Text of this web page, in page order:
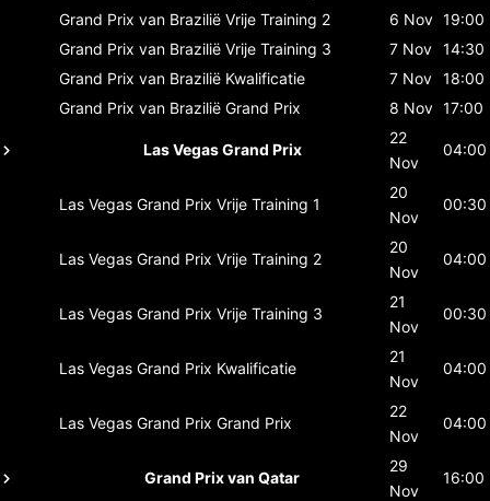
Grand Prix van Brazilië Vrije Training 2 6 Nov 19:00
Grand Prix van Brazilië Vrije Training 3 7 Nov 14:30
Grand Prix van Brazilië Kwalificatie 7 Nov 18:00
Grand Prix van Brazilië Grand Prix 8 Nov 17:00
Las Vegas Grand Prix
22
Nov
04:00
Las Vegas Grand Prix Vrije Training 1
20
Nov
00:30
Las Vegas Grand Prix Vrije Training 2
20
Nov
04:00
Las Vegas Grand Prix Vrije Training 3
21
Nov
00:30
Las Vegas Grand Prix Kwalificatie
21
Nov
04:00
Las Vegas Grand Prix Grand Prix
22
Nov
04:00
Grand Prix van Qatar
29
Nov
16:00